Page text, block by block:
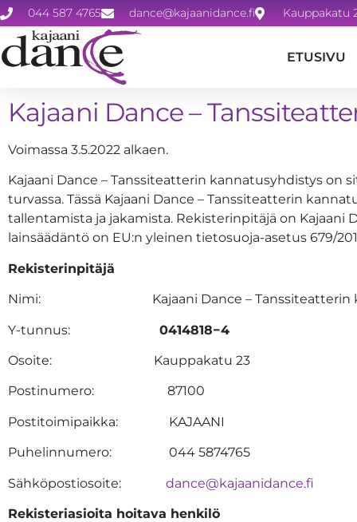
044 587 4765 dance@kajaanidance.fi Kauppakatu
ETUSIVU
Kajaani Dance –
Voimassa 3.5.2022 alkaen.
Kajaani Dance – Tanssiteatterin kannatusyhdistys
turvassa. Tässä Kajaani Dance – Tanssiteatterin
tallentamista ja jakamista. Rekisterinpitäjä on
lainsäädäntö on EU:n yleinen tietosuoja-asetus 679/
Rekisterinpitäjä
Nimi: Kajaani Dance – Tanssiteatterin
Y-tunnus: 0414818−4
Osoite: Kauppakatu 23
Postinumero: 87100
Postitoimipaikka: KAJAANI
Puhelinnumero: 044 5874765
Sähköpostiosoite: dance@kajaanidance.fi
Rekisteriasioita hoitava henkilö